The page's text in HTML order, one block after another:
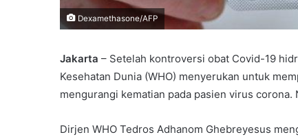
Dexamethasone/AFP
Jakarta – Setelah kontroversi obat Covid-19
Kesehatan Dunia (WHO) menyerukan untuk
mengurangi kematian pada pasien virus corona.
Dirjen WHO Tedros Adhanom Ghebreyesus